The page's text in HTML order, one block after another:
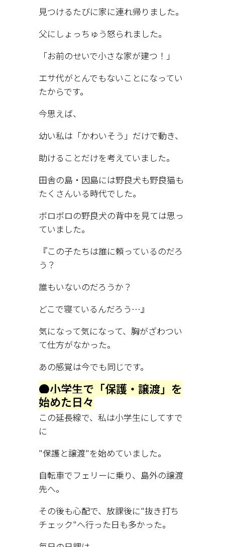
見つけるたびに家に連れ帰りました。
父にしょっちゅう怒られました。
「お前のせいで小さな家が建つ！」
エサ代がとんでもないことになってい
たからです。
今思えば、
幼い私は「かわいそう」だけで動き、
助けることだけを考えていました。
田舎の島・因島には野良犬も野良猫も
たくさんいる時代でした。
ボロボロの野良犬の背中を見ては思っ
ていました。
『この子たちは誰に頼っているのだろ
う？
誰もいないのだろうか？
どこで寝ているんだろう…』
気になって気になって、胸がざわつい
て仕方がなかった。
あの感覚は今でも同じです。
●小学生で「保護・譲渡」を
始めた日々
この延長線で、私は小学生にしてすで
に
"保護と譲渡"を始めていました。
自転車でフェリーに乗り、島外の譲渡
先へ。
その後も心配で、放課後に"抜き打ち
チェック"へ行った日も多かった。